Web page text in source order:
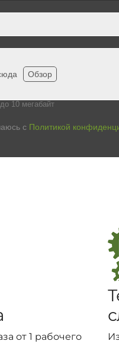
Обзор
10 мегабайт
с Политикой
от 1 рабочего